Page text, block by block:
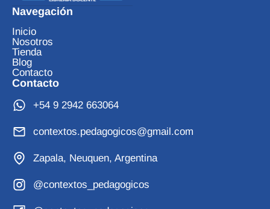
Navegación
Inicio
Nosotros
Tienda
Blog
Contacto
Contacto
+54 9 2942 663064
contextos.pedagogicos@gmail.com
Zapala, Neuquen, Argentina
@contextos_pedagogicos